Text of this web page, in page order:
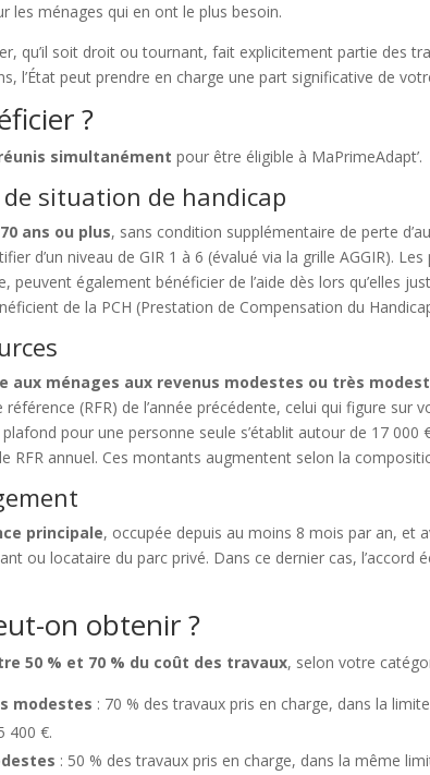
les ménages qui en ont le plus besoin.
qu’il soit droit ou tournant, fait explicitement partie des
l’État peut prendre en charge une part significative de
?
simultanément pour être éligible à MaPrimeAdapt’.
de situation de handicap
70 ans ou plus, sans condition supplémentaire de perte
d’un niveau de GIR 1 à 6 (évalué via la grille AGGIR).
peuvent également bénéficier de l’aide dès lors qu’elles
de la PCH (Prestation de Compensation du
aux ménages aux revenus modestes ou très
référence (RFR) de l’année précédente, celui qui figure sur
pour une personne seule s’établit autour de 17 000
RFR annuel. Ces montants augmentent selon la
principale, occupée depuis au moins 8 mois par an, et
ou locataire du parc privé. Dans ce dernier cas, l’accord
on obtenir ?
50 % et 70 % du coût des travaux, selon votre
modestes : 70 % des travaux pris en charge, dans la
400 €.
: 50 % des travaux pris en charge, dans la même